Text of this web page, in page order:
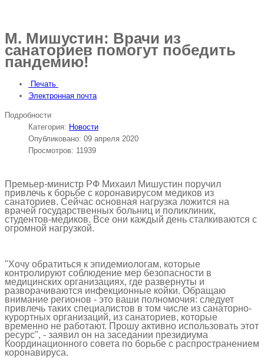
М. Мишустин: Врачи из
санаториев помогут победить
пандемию!
Печать
Электронная почта
Подробности
Категория: Новости
Опубликовано: 09 апреля 2020
Просмотров: 11939
Премьер-министр РФ Михаил Мишустин поручил
привлечь к борьбе с коронавирусом медиков из
санаториев. Сейчас основная нагрузка ложится на
врачей государственных больниц и поликлиник,
студентов-медиков. Все они каждый день сталкиваются с
огромной нагрузкой.
"Хочу обратиться к эпидемиологам, которые
контролируют соблюдение мер безопасности в
медицинских организациях, где развернуты и
разворачиваются инфекционные койки. Обращаю
внимание регионов - это ваши полномочия: следует
привлечь таких специалистов в том числе из санаторно-
курортных организаций, из санаториев, которые
временно не работают. Прошу активно использовать этот
ресурс", - заявил он на заседании президиума
Координационного совета по борьбе с распространением
коронавируса.